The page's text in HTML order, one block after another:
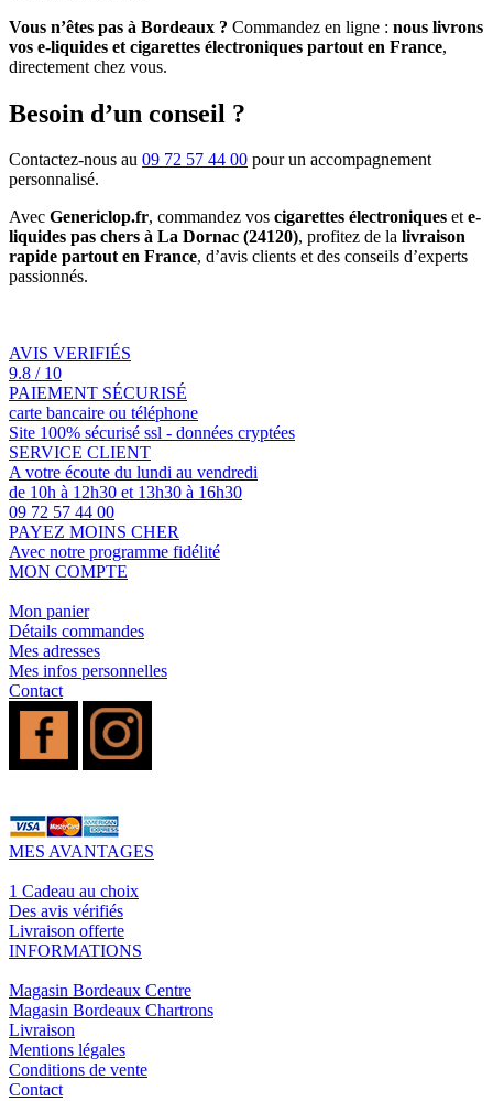
Vous n’êtes pas à Bordeaux ? Commandez en ligne : nous livrons
vos e-liquides et cigarettes électroniques partout en France,
directement chez vous.
Besoin d’un conseil ?
Contactez-nous au 09 72 57 44 00 pour un accompagnement
personnalisé.
Avec Genericlop.fr, commandez vos cigarettes électroniques ete-
liquides pas chers à La Dornac (24120), profitez de la livraison
rapide partout en France, d’avis clients et des conseils d’experts
passionnés.
AVIS VERIFIÉS
9.8 / 10
PAIEMENT SÉCURISÉ
carte bancaire ou téléphone
Site 100% sécurisé ssl - données cryptées
SERVICE CLIENT
A votre écoute du lundi au vendredi
de 10h à 12h30 et 13h30 à 16h30
09 72 57 44 00
PAYEZ MOINS CHER
Avec notre programme fidélité
MON COMPTE
Mon panier
Détails commandes
Mes adresses
Mes infos personnelles
Contact
MES AVANTAGES
1 Cadeau au choix
Des avis vérifiés
Livraison offerte
INFORMATIONS
Magasin Bordeaux Centre
Magasin Bordeaux Chartrons
Livraison
Mentions légales
Conditions de vente
Contact